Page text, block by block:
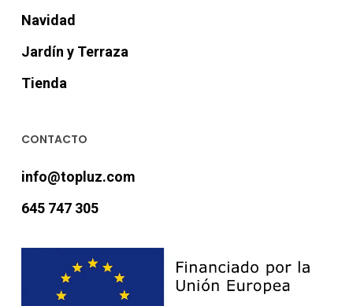
Navidad
Jardín y Terraza
Tienda
CONTACTO
info@topluz.com
645 747 305